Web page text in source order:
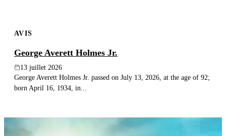
AVIS
George Averett Holmes Jr.
13 juillet 2026
George Averett Holmes Jr. passed on July 13, 2026, at the age of 92;
born April 16, 1934, in...